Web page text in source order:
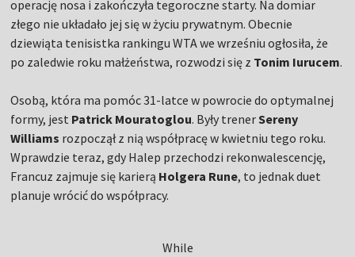
operację nosa i zakończyła tegoroczne starty. Na domiar
złego nie układało jej się w życiu prywatnym. Obecnie
dziewiąta tenisistka rankingu WTA we wrześniu ogłosiła, że
po zaledwie roku małżeństwa, rozwodzi się z Tonim Iurucem.
Osobą, która ma pomóc 31-latce w powrocie do optymalnej
formy, jest Patrick Mouratoglou. Były trenerSereny
Williams rozpoczął z nią współpracę w kwietniu tego roku.
Wprawdzie teraz, gdy Halep przechodzi rekonwalescencję,
Francuz zajmuje się karierą Holgera Rune, to jednak duet
planuje wrócić do współpracy.
While